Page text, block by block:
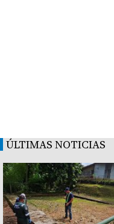
ÚLTIMAS NOTICIAS